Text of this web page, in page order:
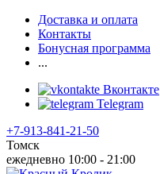
Доставка и оплата
Контакты
Бонусная программа
...
Вконтакте
Telegram
+7-913-841-21-50
Томск
ежедневно 10:00 - 21:00